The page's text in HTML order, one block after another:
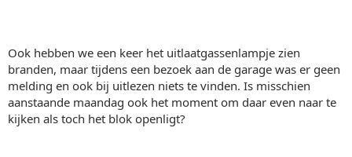
Ook hebben we een keer het uitlaatgassenlampje zien
branden, maar tijdens een bezoek aan de garage was er geen
melding en ook bij uitlezen niets te vinden. Is misschien
aanstaande maandag ook het moment om daar even naar te
kijken als toch het blok openligt?